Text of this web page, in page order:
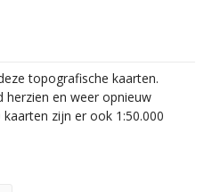
topografische kaarten.
herzien en weer opnieuw
zijn er ook 1:50.000